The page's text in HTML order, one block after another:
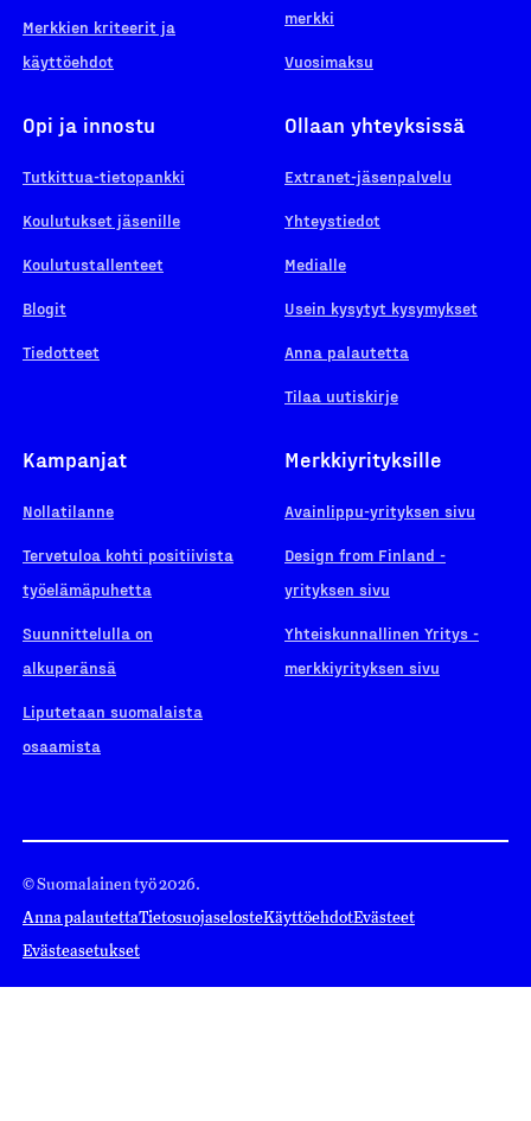
Merkkien kriteerit ja
käyttöehdot
merkki
Vuosimaksu
Opi ja innostu
Tutkittua-tietopankki
Koulutukset jäsenille
Koulutustallenteet
Blogit
Tiedotteet
Ollaan yhteyksissä
Extranet-jäsenpalvelu
Yhteystiedot
Medialle
Usein kysytyt kysymykset
Anna palautetta
Tilaa uutiskirje
Kampanjat
Nollatilanne
Tervetuloa kohti positiivista
työelämäpuhetta
Suunnittelulla on
alkuperänsä
Liputetaan suomalaista
osaamista
Merkkiyrityksille
Avainlippu-yrityksen sivu
Design from Finland -
yrityksen sivu
Yhteiskunnallinen Yritys -
merkkiyrityksen sivu
© Suomalainen työ 2026.
Anna palautettaTietosuojaselosteKäyttöehdotEvästeet
Evästeasetukset